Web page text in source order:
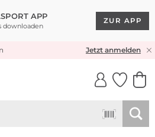
APP
downloaden
ZUR APP
& RÜCKVERSANDJetzt anmelden